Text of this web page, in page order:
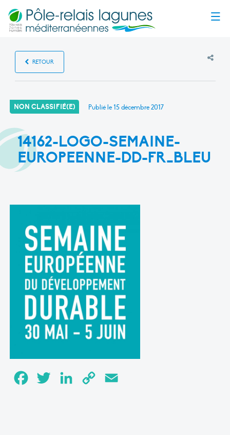
RETOUR
NON CLASSIFIÉ(E) Publié le15 décembre 2017
14162-LOGO-SEMAINE-
EUROPEENNE-DD-FR_BLEU
FacebookTwitter LinkedInCopy